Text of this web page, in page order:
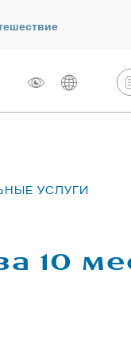
УСЛУГИ
10